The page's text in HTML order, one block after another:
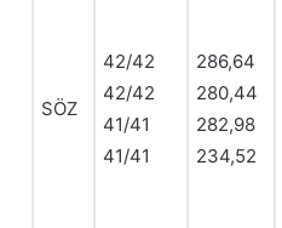
SÖZ
42/42
42/42
41/41
41/41
286,64
280,44
282,98
234,52